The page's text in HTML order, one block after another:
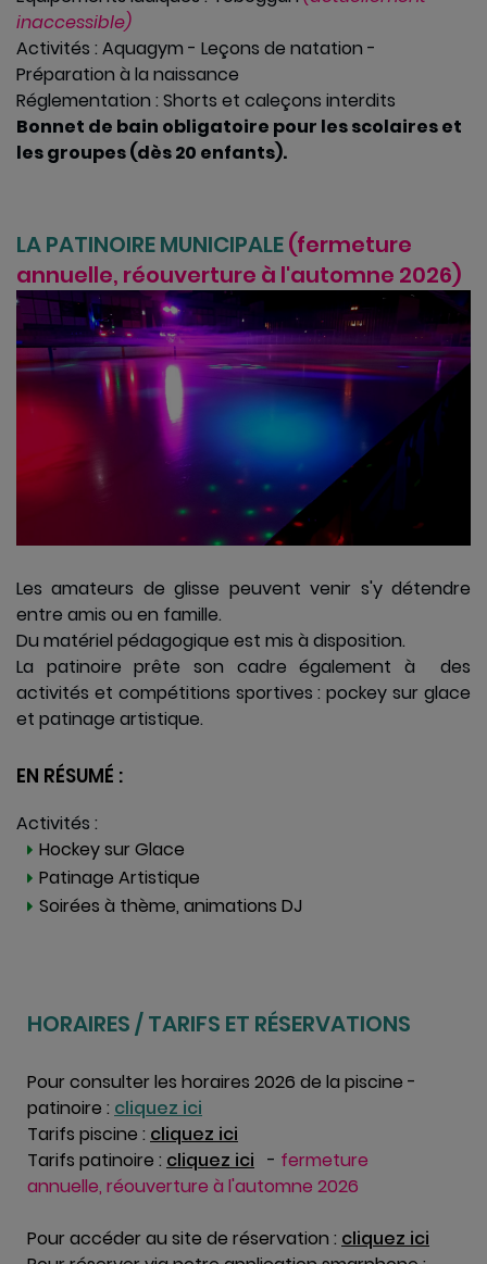
inaccessible)
Activités : Aquagym - Leçons de natation -
Préparation à la naissance
Réglementation : Shorts et caleçons interdits
Bonnet de bain obligatoire pour les scolaires et
les groupes (dès 20 enfants).
LA PATINOIRE MUNICIPALE(fermeture
annuelle, réouverture à l'automne 2026)
Les amateurs de glisse peuvent venir s'y détendre
entre amis ou en famille.
Du matériel pédagogique est mis à disposition.
La patinoire prête son cadre également à des
activités et compétitions sportives : pockey sur glace
et patinage artistique.
EN RÉSUMÉ :
Activités :
Hockey sur Glace
Patinage Artistique
Soirées à thème, animations DJ
HORAIRES / TARIFS ET RÉSERVATIONS
Pour consulter les horaires 2026 de la piscine -
patinoire : cliquez ici
Tarifs piscine : cliquez ici
Tarifs patinoire : cliquez ici - fermeture
annuelle, réouverture à l'automne 2026
Pour accéder au site de réservation : cliquez ici